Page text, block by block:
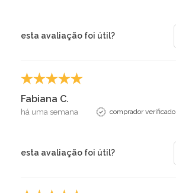
esta avaliação foi útil?
Fabiana C.
há uma semana comprador verificado
esta avaliação foi útil?